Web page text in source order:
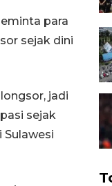
para
sejak dini
jadi
sejak